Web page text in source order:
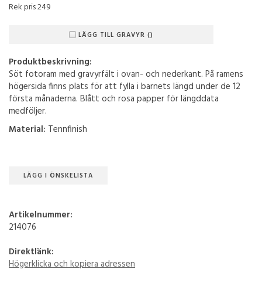
Rek pris 249
LÄGG TILL GRAVYR ()
Produktbeskrivning:
Söt fotoram med gravyrfält i ovan- och nederkant. På ramens
högersida finns plats för att fylla i barnets längd under de 12
första månaderna. Blått och rosa papper för längddata
medföljer.
Material: Tennfinish
LÄGG I ÖNSKELISTA
Artikelnummer:
214076
Direktlänk:
Högerklicka och kopiera adressen